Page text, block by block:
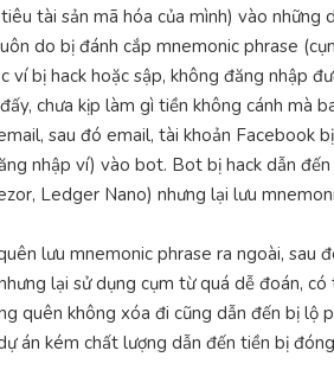
tài sản mã hóa của mình) vào những
do bị đánh cắp mnemonic phrase
bị hack hoặc sập, không đăng nhập
chưa kịp làm gì tiền không cánh mà
sau đó email, tài khoản Facebook
nhập ví) vào bot. Bot bị hack dẫn
Ledger Nano) nhưng lại lưu
lưu mnemonic phrase ra ngoài, sau
lại sử dụng cụm từ quá dễ đoán, có
quên không xóa đi cũng dẫn đến bị lộ
án kém chất lượng dẫn đến tiền bị